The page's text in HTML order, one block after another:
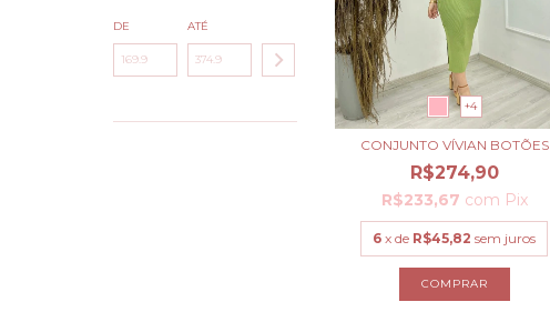
DE ATÉ
+4
CONJUNTO VÍVIAN BOTÕES
R$274,90
R$233,67 com Pix
6 x de R$45,82 sem juros
COMPRAR